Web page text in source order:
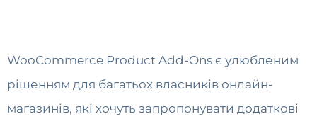
WooCommerce Product Add-Ons є улюбленим
рішенням для багатьох власників онлайн-
магазинів, які хочуть запропонувати додаткові